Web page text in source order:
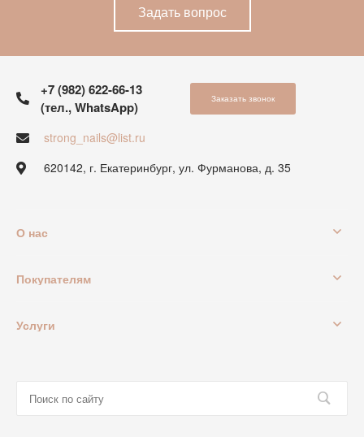
Задать вопрос
+7 (982) 622-66-13
(тел., WhatsApp)
Заказать звонок
strong_nails@list.ru
620142, г. Екатеринбург, ул. Фурманова, д. 35
О нас
Покупателям
Услуги